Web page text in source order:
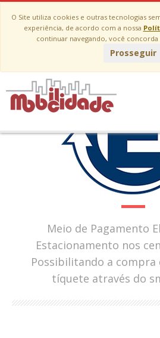
O Site utiliza cookies e outras tecnologias
experiência, de acordo com a nossa
continuar navegando, você
Prosseguir
Meio de Pagamento
Estacionamento nos
Possibilitando a compra
tíquete através do